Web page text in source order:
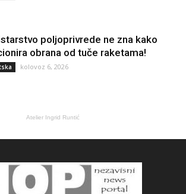
poljoprivrede ne zna kako
obrana od tuče raketama!
kolovoz 6, 2026
Atelier Ingrid Runtić